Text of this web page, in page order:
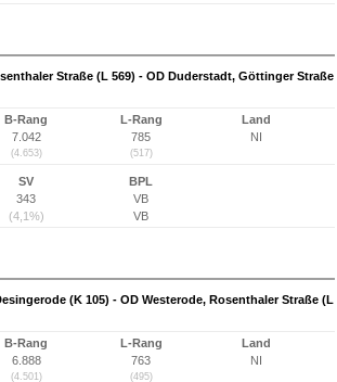
Straße (L 569) - OD Duderstadt, Göttinger Straße
B-Rang
7.042
(4.653)
L-Rang
785
(517)
Land
NI
SV
343
(4,1%)
BPL
VB
VB
(K 105) - OD Westerode, Rosenthaler Straße (L
B-Rang
6.888
(4.501)
L-Rang
763
(495)
Land
NI